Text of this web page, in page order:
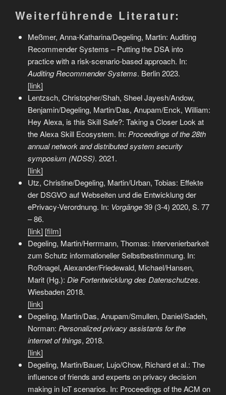
Weiterführende Literatur:
Meßmer, Anna-Katharina/Degeling, Martin: Auditing
Recommender Systems – Putting the DSA into
practice with a risk-scenario-based approach. In:
Auditing Recommender Systems. Berlin 2023.
[link]
Lentzsch, Christopher/Shah, Sheel Jayesh/Andow,
Benjamin/Degeling, Martin/Das, Anupam/Enck, William:
Hey Alexa, is this Skill Safe?: Taking a Closer Look at
the Alexa Skill Ecosystem. In: Proceedings of the 28th
annual network and distributed system security
symposium (NDSS). 2021.
[link]
Utz, Christine/Degeling, Martin/Urban, Tobias: Effekte
der DSGVO auf Webseiten und die Entwick­lung der
ePriva­cy-­Ver­ord­nung. In: Vorgänge39 (3-4) 2020, S. 77
– 86.
[link] [film]
Degeling, Martin/Herrmann, Thomas: Intervenierbarkeit
zum Schutz informationeller Selbstbestimmung. In:
Roßnagel, Alexander/Friedewald, Michael/Hansen,
Marit (Hg.): Die Fortentwicklung des Datenschutzes.
Wiesbaden 2018.
[link]
Degeling, Martin/Das, Anupam/Smullen, Daniel/Sadeh,
Norman: Personalized privacy assistants for the
internet of things, 2018.
[link]
Degeling, Martin/Bauer, Lujo/Chow, Richard et al.: The
influence of friends and experts on privacy decision
making in IoT scenarios. In: Proceedings of the ACM on